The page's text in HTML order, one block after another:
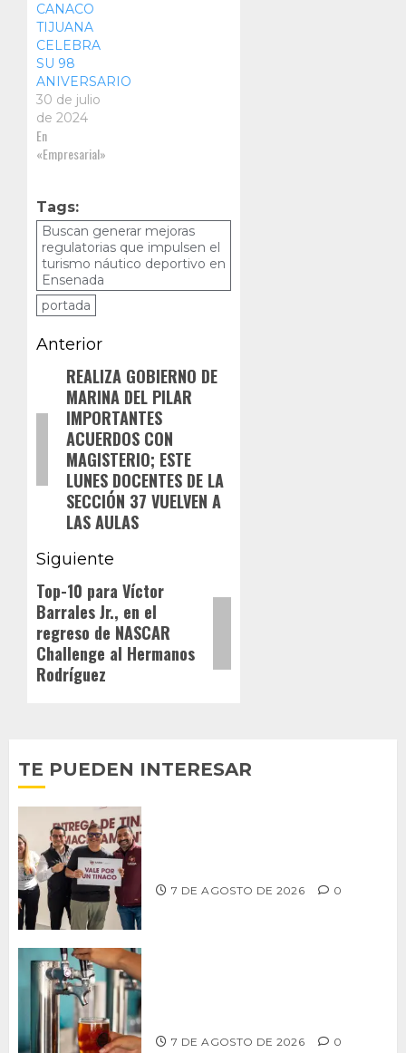
CANACO
TIJUANA
CELEBRA
SU 98
ANIVERSARIO
30 de julio
de 2024
En
«Empresarial»
Tags:
Buscan generar mejoras
regulatorias que impulsen el
turismo náutico deportivo en
Ensenada
portada
Navegación
de
entradas
Anterior
Entrada
anterior:
REALIZA GOBIERNO DE
MARINA DEL PILAR
IMPORTANTES
ACUERDOS CON
MAGISTERIO; ESTE
LUNES DOCENTES DE LA
SECCIÓN 37 VUELVEN A
LAS AULAS
Siguiente
Siguiente
entrada:
Top-10 para Víctor
Barrales Jr., en el
regreso de NASCAR
Challenge al Hermanos
Rodríguez
TE PUEDEN INTERESAR
7 DE AGOSTO DE 2026 0
7 DE AGOSTO DE 2026 0